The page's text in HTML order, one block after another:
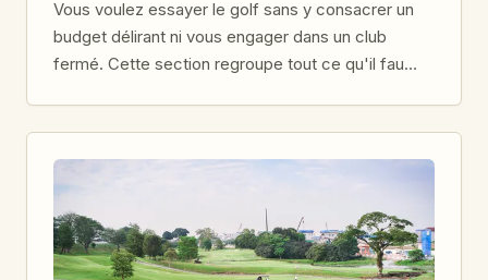
Vous voulez essayer le golf sans y consacrer un
budget délirant ni vous engager dans un club
fermé. Cette section regroupe tout ce qu'il fau…